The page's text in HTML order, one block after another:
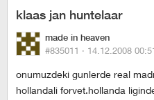
klaas jan huntelaar
made in heaven
#835011 · 14.12.2008
onumuzdeki gunlerde real
hollandali forvet.hollanda